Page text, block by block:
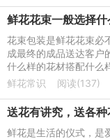
鲜花花束一般选择什
花束包装是鲜花花束必
成最终的成品送达客户
什么样的花材搭配什么
家分享一些花礼网常用
鲜花常识 阅读(137)
送花有讲究，送各
鲜花是生活的仪式，是